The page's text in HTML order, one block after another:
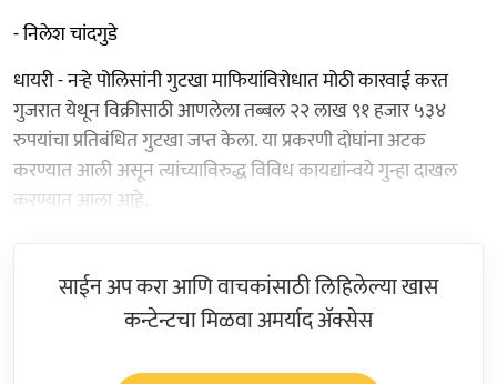
- निलेश चांदगुडे
धायरी - नऱ्हे पोलिसांनी गुटखा माफियांविरोधात मोठी कारवाई करत
गुजरात येथून विक्रीसाठी आणलेला तब्बल २२ लाख ९१ हजार ५३४
रुपयांचा प्रतिबंधित गुटखा जप्त केला. या प्रकरणी दोघांना अटक
करण्यात आली असून त्यांच्याविरुद्ध विविध कायद्यांन्वये गुन्हा दाखल
करण्यात आला आहे.
साईन अप करा आणि वाचकांसाठी लिहिलेल्या खास
कन्टेन्टचा मिळवा अमर्याद ॲक्सेस